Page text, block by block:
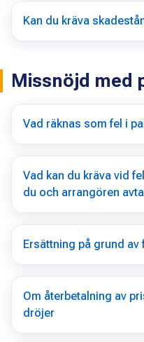
Kan du kräva
Missnöjd med
Vad räknas som fel i
Vad kan du kräva vid
du och arrangören
Ersättning på grund av
Om återbetalning av
dröjer